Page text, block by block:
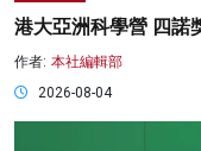
港大亞洲科學營 四諾
作者: 本社編輯部
2026-08-04